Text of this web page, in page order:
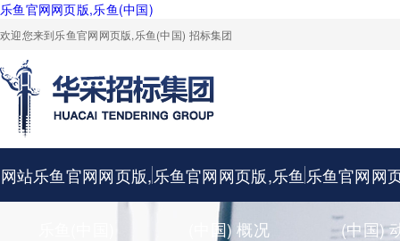
乐鱼官网网页版,乐鱼(中国)
欢迎您来到乐鱼官网网页版,乐鱼(中国) 招标集团
网站乐鱼官网网页版,乐鱼官网网页版,乐鱼
(中国) 概况
乐鱼官网网
(中国)